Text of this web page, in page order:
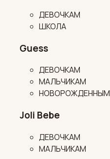
ДЕВОЧКАМ
ШКОЛА
Guess
ДЕВОЧКАМ
МАЛЬЧИКАМ
НОВОРОЖДЕННЫМ
Joli Bebe
ДЕВОЧКАМ
МАЛЬЧИКАМ